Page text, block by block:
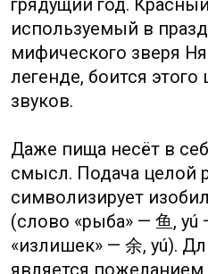
Таким образом, китайские
не просто коллекция
живая, динамичная
глубоко укоренённая в
философии одной из
цивилизаций мира. Они
выбор миллионов людей,
XXI веке место для
иррационального по-
даже в самом
обществе.